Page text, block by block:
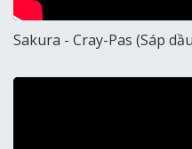
Sakura - Cray-Pas (Sáp